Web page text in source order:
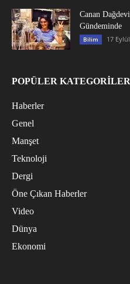
Canan
Gündeminde
Bilim 17
POPÜLER KATEGORİLER
Haberler
Genel
Manşet
Teknoloji
Dergi
Öne Çıkan Haberler
Video
Dünya
Ekonomi